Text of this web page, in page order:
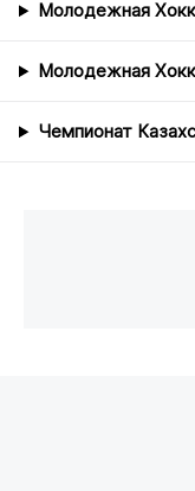
Молодежная
Молодежная
Чемпионат